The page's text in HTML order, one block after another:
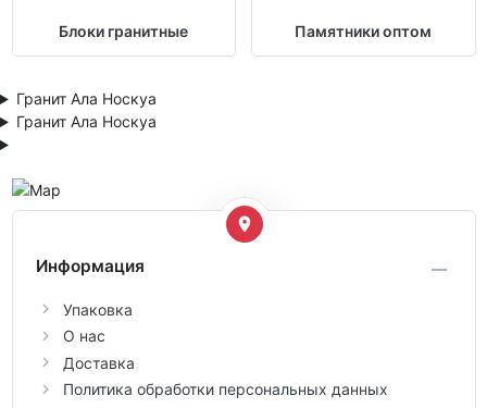
Блоки гранитные Памятники оптом
Гранит Ала Носкуа
Гранит Ала Носкуа
Информация
Упаковка
О нас
Доставка
Политика обработки персональных данных